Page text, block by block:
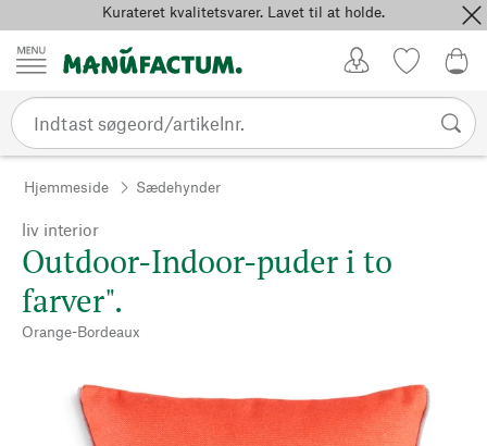
Spring til indholdKurateret kvalitetsvarer. Lavet til at holde.
Hjemmeside Sædehynder
liv interior
Outdoor-Indoor-puder i to
farver".
Orange-Bordeaux